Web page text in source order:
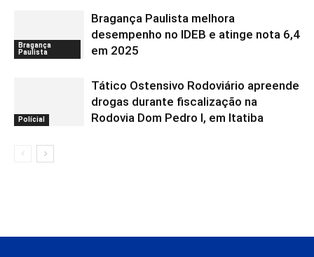
Bragança
Paulista
Bragança Paulista melhora
desempenho no IDEB e atinge nota 6,4
em 2025
Polícial
Tático Ostensivo Rodoviário apreende
drogas durante fiscalização na
Rodovia Dom Pedro I, em Itatiba